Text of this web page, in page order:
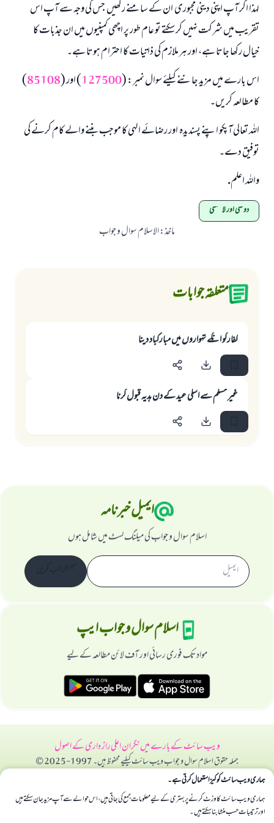
لہذا اگر آپ اپنی دینی مجبوری ان کے سامنے رکھیں جس کی وجہ سے آپ اس
تقریب میں شرکت نہیں کر سکتے تو عام طور پر اچھی کمپنیوں میں ان جذبات کا
خیال رکھا جاتا ہے، اور ہر ملازم کی ذاتیات کا احترام ہوتا ہے۔
اس بارے میں مزید جاننے کیلئے سوال نمبر: (127500) اور (85108
)
کا مطالعہ کریں۔
اللہ تعالی آپکو اپنے پسندیدہ اور رضائے الہی کا موجب بننے والے کام کرنے کی
توفیق دے۔
واللہ اعلم.
دوستی اور لاتعلقی
ماخذ:الاسلام سوال و جواب
متعلقہ جوابات
کفارکو انکے تہواروں میں مبارکباد دینا
غیر مسلم سے اسکی عید کے دن ہدیہ قبول کرنا
ایمیل خبرنامہ
اسلام سوال و جواب کی میلنگ لسٹ میں شامل ہوں
اسلام سوال و جواب ایپ
مواد تک فوری رسائی اور آف لائن مطالعہ کے لیے
ویب سائٹ کے بارے میںنگران اعلیراز داری کے اصول
جملہ حقوق اسلام سوال و جواب ویب سائٹ کیلیے محفوظ ہیں۔ 1997-2025 ©
ہماری ویب سائٹ کوکیز استعمال کرتی ہے۔
ہماری ویب سائٹ کا وزٹ کرنے پر بہتری کے لیے معلومات جمع کی جاتی ہیں، اس حوالے سے آپ مزید جان سکتے ہیں
اور ترتیبات حسب منشا بنا سکتے ہیں۔